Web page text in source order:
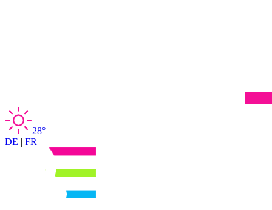
28°
DE | FR